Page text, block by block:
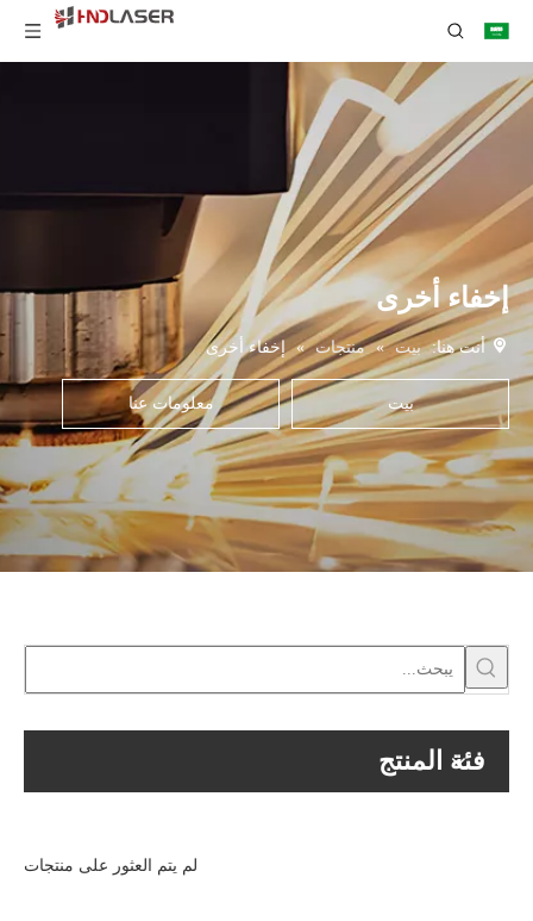
إخفاء أخرى
أنت هنا: بيت » منتجات » إخفاء أخرى
بيت معلومات عنا
فئة المنتج
لم يتم العثور على منتجات